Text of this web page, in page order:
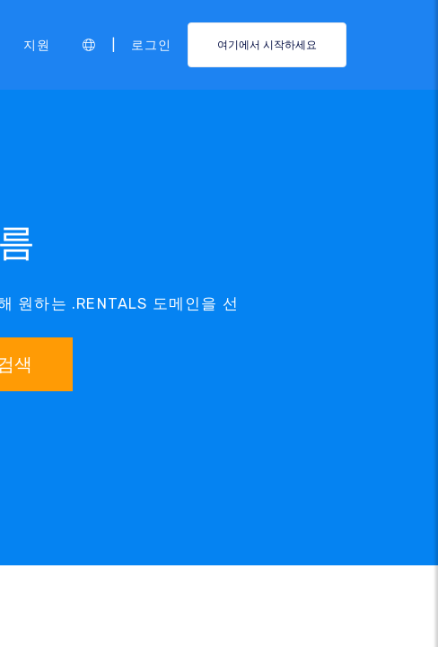
지원 로그인 여기에서 시작하세요
원하는 .RENTALS 도메인을 선
색